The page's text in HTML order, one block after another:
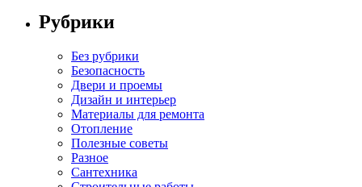
Рубрики
Без рубрики
Безопасность
Двери и проемы
Дизайн и интерьер
Материалы для ремонта
Отопление
Полезные советы
Разное
Сантехника